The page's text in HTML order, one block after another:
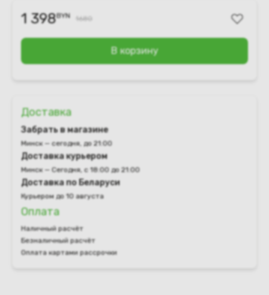
1 398BYN 1680
В корзину
Доставка
Забрать в магазине
Минск — сегодня, до 21:00
Доставка курьером
Минск — Сегодня, с 18:00 до 21:00
Доставка по Беларуси
Курьером до 10 августа
Оплата
Наличный расчёт
Безналичный расчёт
Оплата картами рассрочки